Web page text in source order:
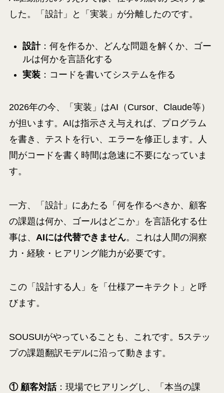
した。「設計」と「実装」が分離したのです。
設計：何を作るか、どんな問題を解くか、ゴー
ルは何かを言語化する
実装：コードを書いてシステムを作る
2026年の今、「実装」はAI（Cursor、Claude等）
が担います。AIは指示さえ与えれば、プログラム
を書き、テストを行い、エラーを修正します。人
間がコードを書く時間は急速に不要になっていま
す。
一方、「設計」にあたる「何を作るべきか、顧客
の課題は何か、ゴールはどこか」を言語化する仕
事は、 AIには代替できません。これは人間の洞察
力・経験・ヒアリング能力が必要です。
この「設計する人」を「仕様アーキテクト」と呼
びます。
SOUSUIがやっていることも、これです。5ステッ
プの課題翻訳モデルに沿って動きます。
① 顧客対話：現場でヒアリングし、「本当の課